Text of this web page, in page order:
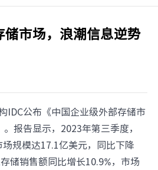
储市场，浪潮信息逆势
IDC公布《中国企业级外部存储市
报告显示，2023年第三季度，
规模达17.1亿美元，同比下降
存储销售额同比增长10.9%，市场